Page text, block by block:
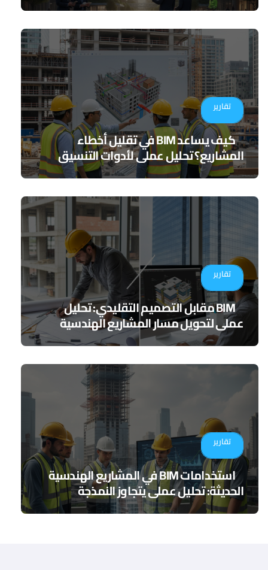
تقارير
كيف يساعد BIM في تقليل أخطاء
المشاريع؟ تحليل عملي لأدوات التنسيق
الرقمي
تقارير
BIM مقابل التصميم التقليدي: تحليل
عملي لتحويل مسار المشاريع الهندسية
تقارير
استخدامات BIM في المشاريع الهندسية
الحديثة: تحليل عملي يتجاوز النمذجة